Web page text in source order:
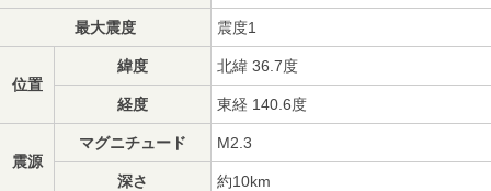
最大震度 震度1
位置
緯度 北緯 36.7度
経度 東経 140.6度
震源
マグニチュード M2.3
深さ 約10km